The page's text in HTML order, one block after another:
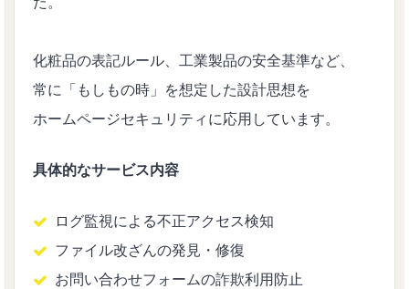
化粧品の表記ルール、工業製品の安全基準など、
常に「もしもの時」を想定した設計思想を
ホームページセキュリティに応用しています。
具体的なサービス内容
ログ監視による不正アクセス検知
ファイル改ざんの発見・修復
お問い合わせフォームの詐欺利用防止